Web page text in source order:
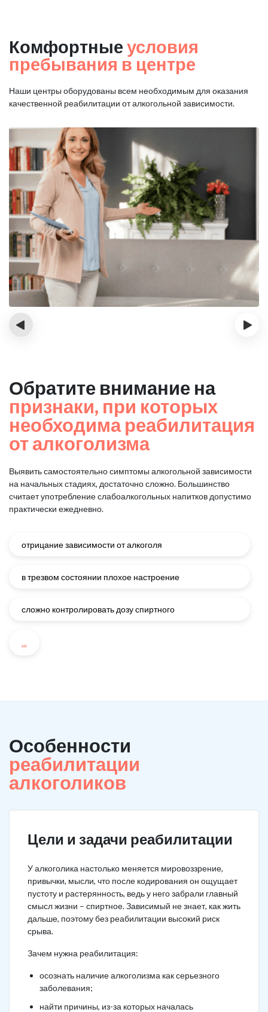
Комфортные условия
пребывания в центре
Наши центры оборудованы всем необходимым для оказания
качественной реабилитации от алкогольной зависимости.
‹ ›
Обратите внимание на
признаки, при которых
необходима реабилитация
от алкоголизма
Выявить самостоятельно симптомы алкогольной зависимости
на начальных стадиях, достаточно сложно. Большинство
считает употребление слабоалкогольных напитков допустимо
практически ежедневно.
отрицание зависимости от алкоголя
в трезвом состоянии плохое настроение
сложно контролировать дозу спиртного
...
Особенности
реабилитации
алкоголиков
Цели и задачи реабилитации
У алкоголика настолько меняется мировоззрение,
привычки, мысли, что после кодирования он ощущает
пустоту и растерянность, ведь у него забрали главный
смысл жизни – спиртное. Зависимый не знает, как жить
дальше, поэтому без реабилитации высокий риск
срыва.
Зачем нужна реабилитация:
осознать наличие алкоголизма как серьезного
заболевания;
найти причины, из-за которых началась